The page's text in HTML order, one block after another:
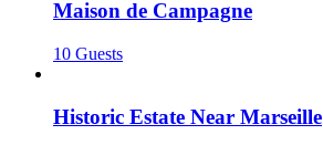
Maison de Campagne
10 Guests
Historic Estate Near Marseille